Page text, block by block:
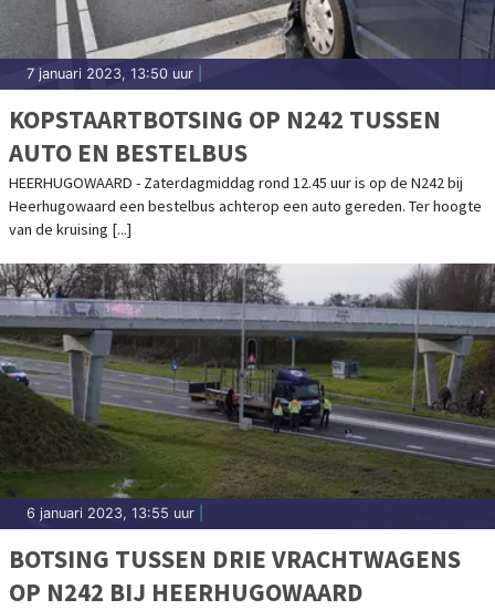
7 januari 2023, 13:50 uur
KOPSTAARTBOTSING OP N242 TUSSEN
AUTO EN BESTELBUS
HEERHUGOWAARD - Zaterdagmiddag rond 12.45 uur is op de N242 bij
Heerhugowaard een bestelbus achterop een auto gereden. Ter hoogte
van de kruising [...]
6 januari 2023, 13:55 uur
BOTSING TUSSEN DRIE VRACHTWAGENS
OP N242 BIJ HEERHUGOWAARD